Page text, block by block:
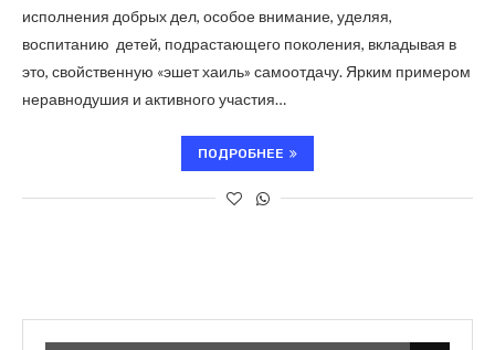
исполнения добрых дел, особое внимание, уделяя,
воспитанию детей, подрастающего поколения, вкладывая в
это, свойственную «эшет хаиль» самоотдачу. Ярким примером
неравнодушия и активного участия…
ПОДРОБНЕЕ